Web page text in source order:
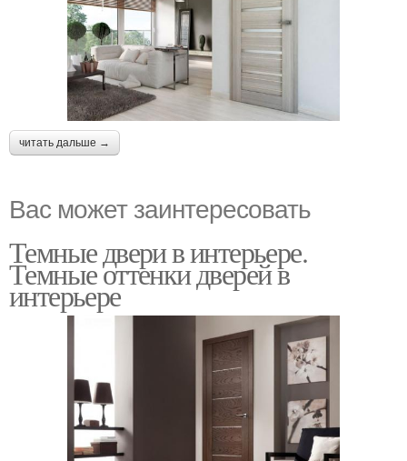
читать дальше →
Вас может заинтересовать
Темные двери в интерьере.
Темные оттенки дверей в
интерьере